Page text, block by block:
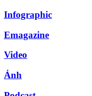
Infographic
Emagazine
Video
Ảnh